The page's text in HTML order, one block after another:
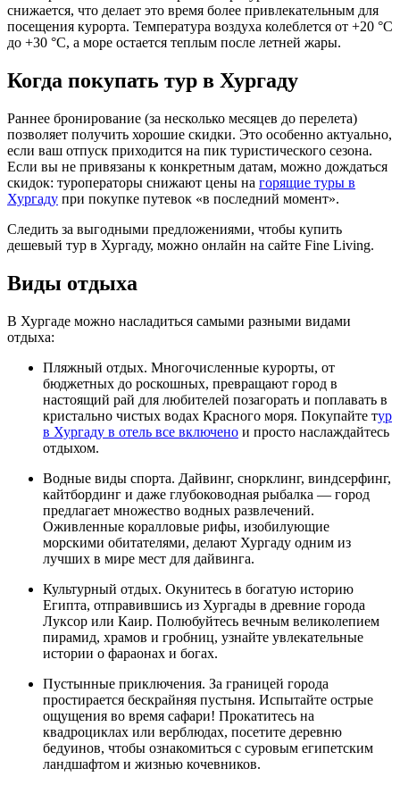
снижается, что делает это время более привлекательным для
посещения курорта. Температура воздуха колеблется от +20 °C
до +30 °C, а море остается теплым после летней жары.
Когда покупать тур в Хургаду
Раннее бронирование (за несколько месяцев до перелета)
позволяет получить хорошие скидки. Это особенно актуально,
если ваш отпуск приходится на пик туристического сезона.
Если вы не привязаны к конкретным датам, можно дождаться
скидок: туроператоры снижают цены на горящие туры в
Хургаду при покупке путевок «в последний момент».
Следить за выгодными предложениями, чтобы купить
дешевый тур в Хургаду, можно онлайн на сайте Fine Living.
Виды отдыха
В Хургаде можно насладиться самыми разными видами
отдыха:
Пляжный отдых. Многочисленные курорты, от
бюджетных до роскошных, превращают город в
настоящий рай для любителей позагорать и поплавать в
кристально чистых водах Красного моря. Покупайте тур
в Хургаду в отель все включено и просто наслаждайтесь
отдыхом.
Водные виды спорта. Дайвинг, снорклинг, виндсерфинг,
кайтбординг и даже глубоководная рыбалка — город
предлагает множество водных развлечений.
Оживленные коралловые рифы, изобилующие
морскими обитателями, делают Хургаду одним из
лучших в мире мест для дайвинга.
Культурный отдых. Окунитесь в богатую историю
Египта, отправившись из Хургады в древние города
Луксор или Каир. Полюбуйтесь вечным великолепием
пирамид, храмов и гробниц, узнайте увлекательные
истории о фараонах и богах.
Пустынные приключения. За границей города
простирается бескрайняя пустыня. Испытайте острые
ощущения во время сафари! Прокатитесь на
квадроциклах или верблюдах, посетите деревню
бедуинов, чтобы ознакомиться с суровым египетским
ландшафтом и жизнью кочевников.